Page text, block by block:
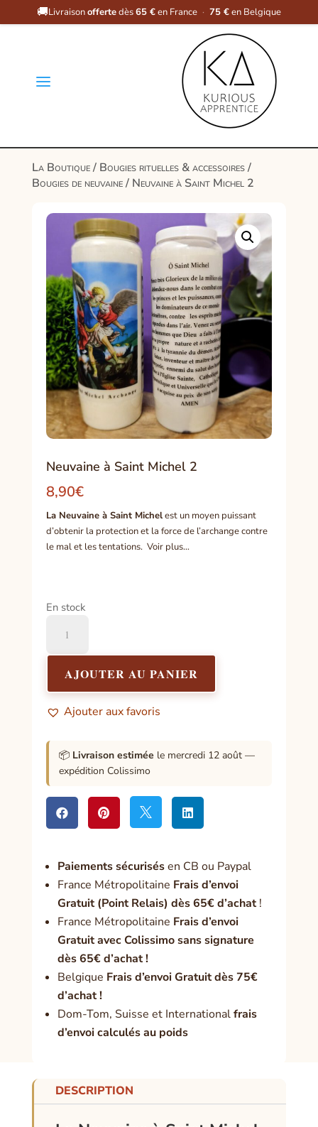
🚚Livraisonoffertedès65 €en France · 75 €en Belgique
a
La Boutique/ Bougies rituelles & accessoires/
Bougies de neuvaine/ Neuvaine à Saint Michel 2
Neuvaine à Saint Michel 2
8,90€
La Neuvaine à Saint Michelest un moyen puissant
d’obtenir la protection et la force de l’archange contre
le mal et les tentations. Voir plus…
En stock
Neuvaine
Michel
2
AJOUTER AU PANIER
Ajouter aux favoris
📦 Livraison estimée le mercredi 12 août —
expédition Colissimo
   
Paiements sécurisésen CB ou Paypal
France Métropolitaine Frais d’envoi
Gratuit (Point Relais) dès 65€ d’achat!
France Métropolitaine Frais d’envoi
Gratuit avec Colissimo sans signature
dès 65€ d’achat !
Belgique Frais d’envoi Gratuit dès 75€
d’achat !
Dom-Tom, Suisse et Internationalfrais
d’envoi calculés au poids
DESCRIPTION